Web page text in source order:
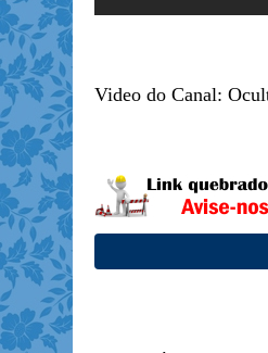
Video do Canal: